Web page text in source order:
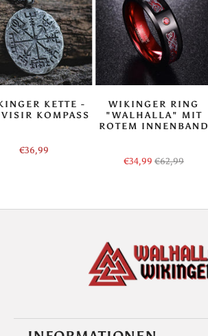
KETTE -
KOMPASS
€36,99
WIKINGER RING
"WALHALLA" MIT
ROTEM INNENBAND
€34,99 €62,99